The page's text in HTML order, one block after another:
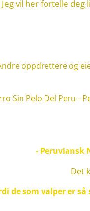
Jeg vil her fortelle
oppdrettere og
Sin Pelo Del Peru -
- Peruviansk
Det
de som valper er